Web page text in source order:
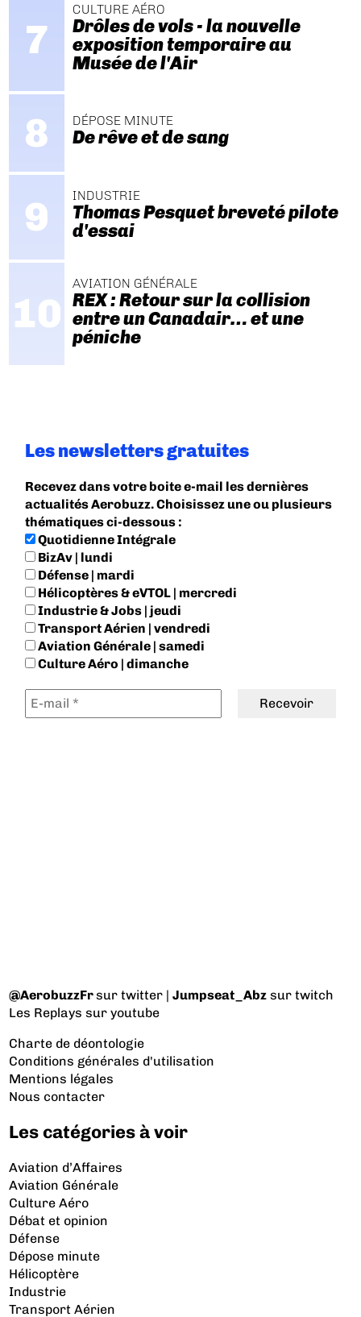
CULTURE AÉRO
Drôles de vols - la nouvelle
exposition temporaire au
Musée de l'Air
DÉPOSE MINUTE
De rêve et de sang
INDUSTRIE
Thomas Pesquet breveté pilote
d'essai
AVIATION GÉNÉRALE
REX : Retour sur la collision
entre un Canadair… et une
péniche
Les newsletters gratuites
Recevez dans votre boite e-mail les dernières
actualités Aerobuzz. Choisissez une ou plusieurs
thématiques ci-dessous :
Quotidienne Intégrale
BizAv | lundi
Défense | mardi
Hélicoptères & eVTOL | mercredi
Industrie & Jobs | jeudi
Transport Aérien | vendredi
Aviation Générale | samedi
Culture Aéro | dimanche
@AerobuzzFrsur twitter |Jumpseat_Abz sur twitch
Les Replays sur youtube
Charte de déontologie
Conditions générales d'utilisation
Mentions légales
Nous contacter
Les catégories à voir
Aviation d’Affaires
Aviation Générale
Culture Aéro
Débat et opinion
Défense
Dépose minute
Hélicoptère
Industrie
Transport Aérien